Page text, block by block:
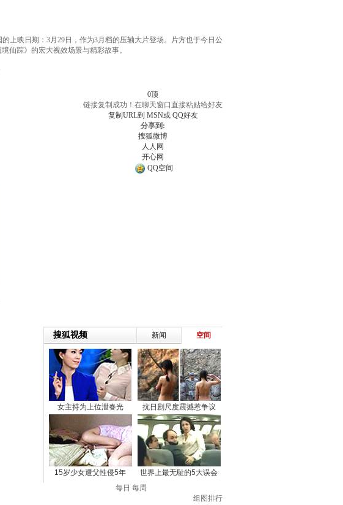
上映日期：3月29日，作为3月档的压轴大片登场。片方也于今日公
仙踪》的宏大视效场景与精彩故事。
0顶
链接复制成功！在聊天窗口直接粘贴给好友
复制URL到 MSN或 QQ好友
分享到:
搜狐微博
人人网
开心网
QQ空间
每日 每周
组图排行